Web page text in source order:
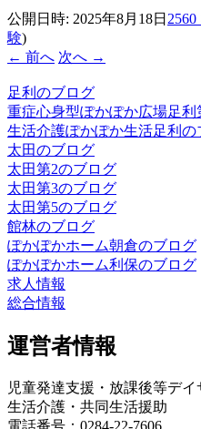
公開日時: 2025年8月18日 2560
験)
← 前へ 次へ →
足利のブログ
重症心身型ぽかぽか広場足利
生活介護ぽかぽか生活足利の
太田のブログ
太田第2のブログ
太田第3のブログ
太田第5のブログ
館林のブログ
ぽかぽかホーム朝倉のブログ
ぽかぽかホーム利保のブログ
求人情報
総合情報
運営者情報
児童発達支援・放課後等デイ
生活介護・共同生活援助
電話番号：0284-22-7606